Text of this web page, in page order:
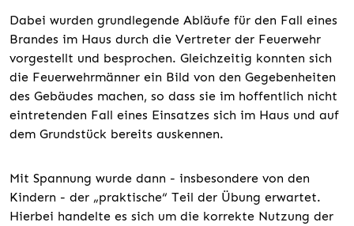
Dabei wurden grundlegende Abläufe für den Fall eines
Brandes im Haus durch die Vertreter der Feuerwehr
vorgestellt und besprochen. Gleichzeitig konnten sich
die Feuerwehrmänner ein Bild von den Gegebenheiten
des Gebäudes machen, so dass sie im hoffentlich nicht
eintretenden Fall eines Einsatzes sich im Haus und auf
dem Grundstück bereits auskennen.
Mit Spannung wurde dann - insbesondere von den
Kindern - der „praktische“ Teil der Übung erwartet.
Hierbei handelte es sich um die korrekte Nutzung der